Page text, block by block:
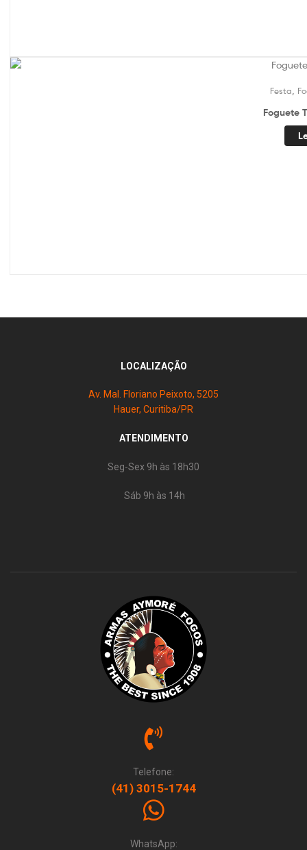
Festa
Foguete
LOCALIZAÇÃO
Av. Mal. Floriano Peixoto, 5205
Hauer, Curitiba/PR
ATENDIMENTO
Seg-Sex 9h às 18h30
Sáb 9h às 14h
Telefone:
(41) 3015-1744
WhatsApp: